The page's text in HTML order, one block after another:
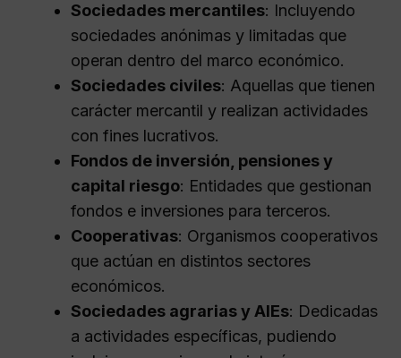
Sociedades mercantiles: Incluyendo
sociedades anónimas y limitadas que
operan dentro del marco económico.
Sociedades civiles: Aquellas que tienen
carácter mercantil y realizan actividades
con fines lucrativos.
Fondos de inversión, pensiones y
capital riesgo: Entidades que gestionan
fondos e inversiones para terceros.
Cooperativas: Organismos cooperativos
que actúan en distintos sectores
económicos.
Sociedades agrarias y AIEs: Dedicadas
a actividades específicas, pudiendo